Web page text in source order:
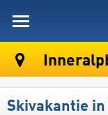
Skivakantie